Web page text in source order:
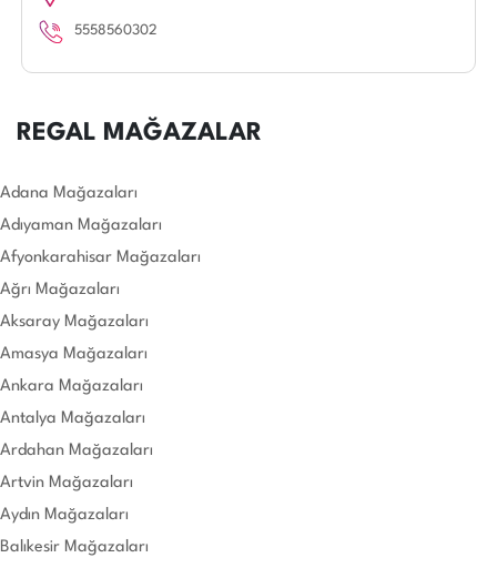
5558560302
REGAL MAĞAZALAR
Adana Mağazaları
Adıyaman Mağazaları
Afyonkarahisar Mağazaları
Ağrı Mağazaları
Aksaray Mağazaları
Amasya Mağazaları
Ankara Mağazaları
Antalya Mağazaları
Ardahan Mağazaları
Artvin Mağazaları
Aydın Mağazaları
Balıkesir Mağazaları